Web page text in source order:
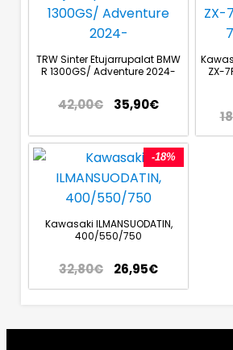
TRW Sinter Etujarrupalat BMW
R 1300GS/ Adventure 2024-
42,00€ 35,90€
ZX-
-18%
Kawasaki ILMANSUODATIN,
400/550/750
32,80€ 26,95€